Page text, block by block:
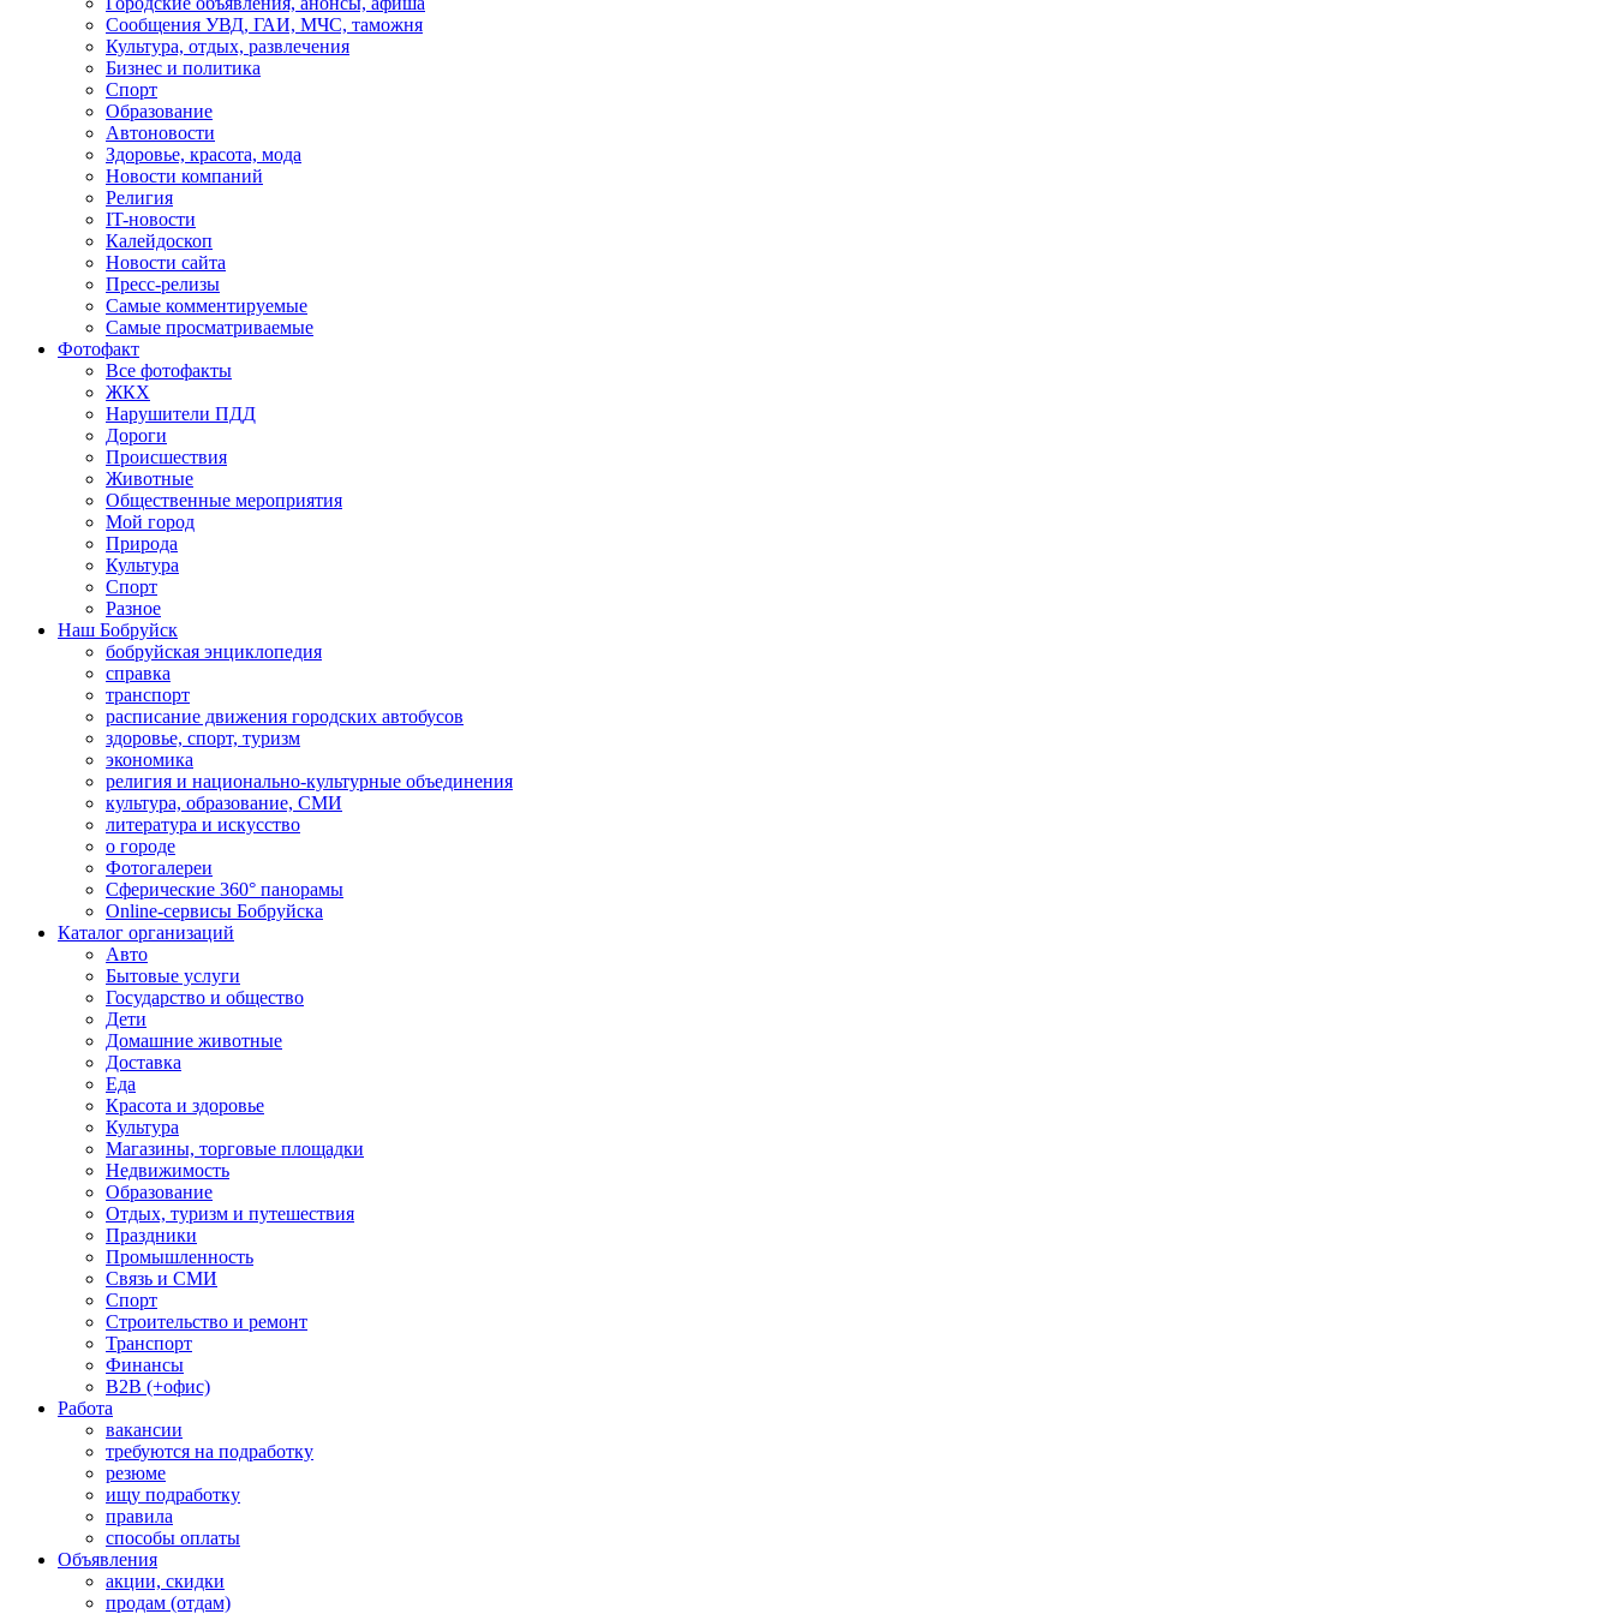
Сообщения УВД, ГАИ, МЧС, таможня
Культура, отдых, развлечения
Бизнес и политика
Спорт
Образование
Автоновости
Здоровье, красота, мода
Новости компаний
Религия
IT-новости
Калейдоскоп
Новости сайта
Пресс-релизы
Самые комментируемые
Самые просматриваемые
Фотофакт
Все фотофакты
ЖКХ
Нарушители ПДД
Дороги
Происшествия
Животные
Общественные мероприятия
Мой город
Природа
Культура
Спорт
Разное
Наш Бобруйск
бобруйская энциклопедия
справка
транспорт
расписание движения городских автобусов
здоровье, спорт, туризм
экономика
религия и национально-культурные объединения
культура, образование, СМИ
литература и искусство
о городе
Фотогалереи
Сферические 360° панорамы
Online-сервисы Бобруйска
Каталог организаций
Авто
Бытовые услуги
Государство и общество
Дети
Домашние животные
Доставка
Еда
Красота и здоровье
Культура
Магазины, торговые площадки
Недвижимость
Образование
Отдых, туризм и путешествия
Праздники
Промышленность
Связь и СМИ
Спорт
Строительство и ремонт
Транспорт
Финансы
B2B (+офис)
Работа
вакансии
требуются на подработку
резюме
ищу подработку
правила
способы оплаты
Объявления
акции, скидки
продам (отдам)